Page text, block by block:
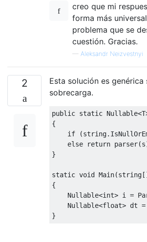
creo que mi
forma más
problema que se
cuestión. Gracias.
— Aleksandr Neizvestnyi
2
Esta solución es
sobrecarga.
public static Nullable<T
{
if
(string.
else
return parser(s
}
static void Main(string
{
Nullable<int> i =
Nullable<float> dt =
}